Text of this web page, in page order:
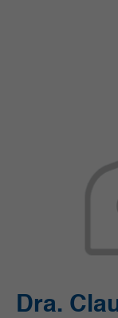
Ortopedia y
Radiología e
Servicios
Servicios de
Unidad de
Unidad de
Urgencias
Dra.